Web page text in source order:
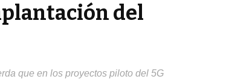
del
que en los proyectos piloto del 5G